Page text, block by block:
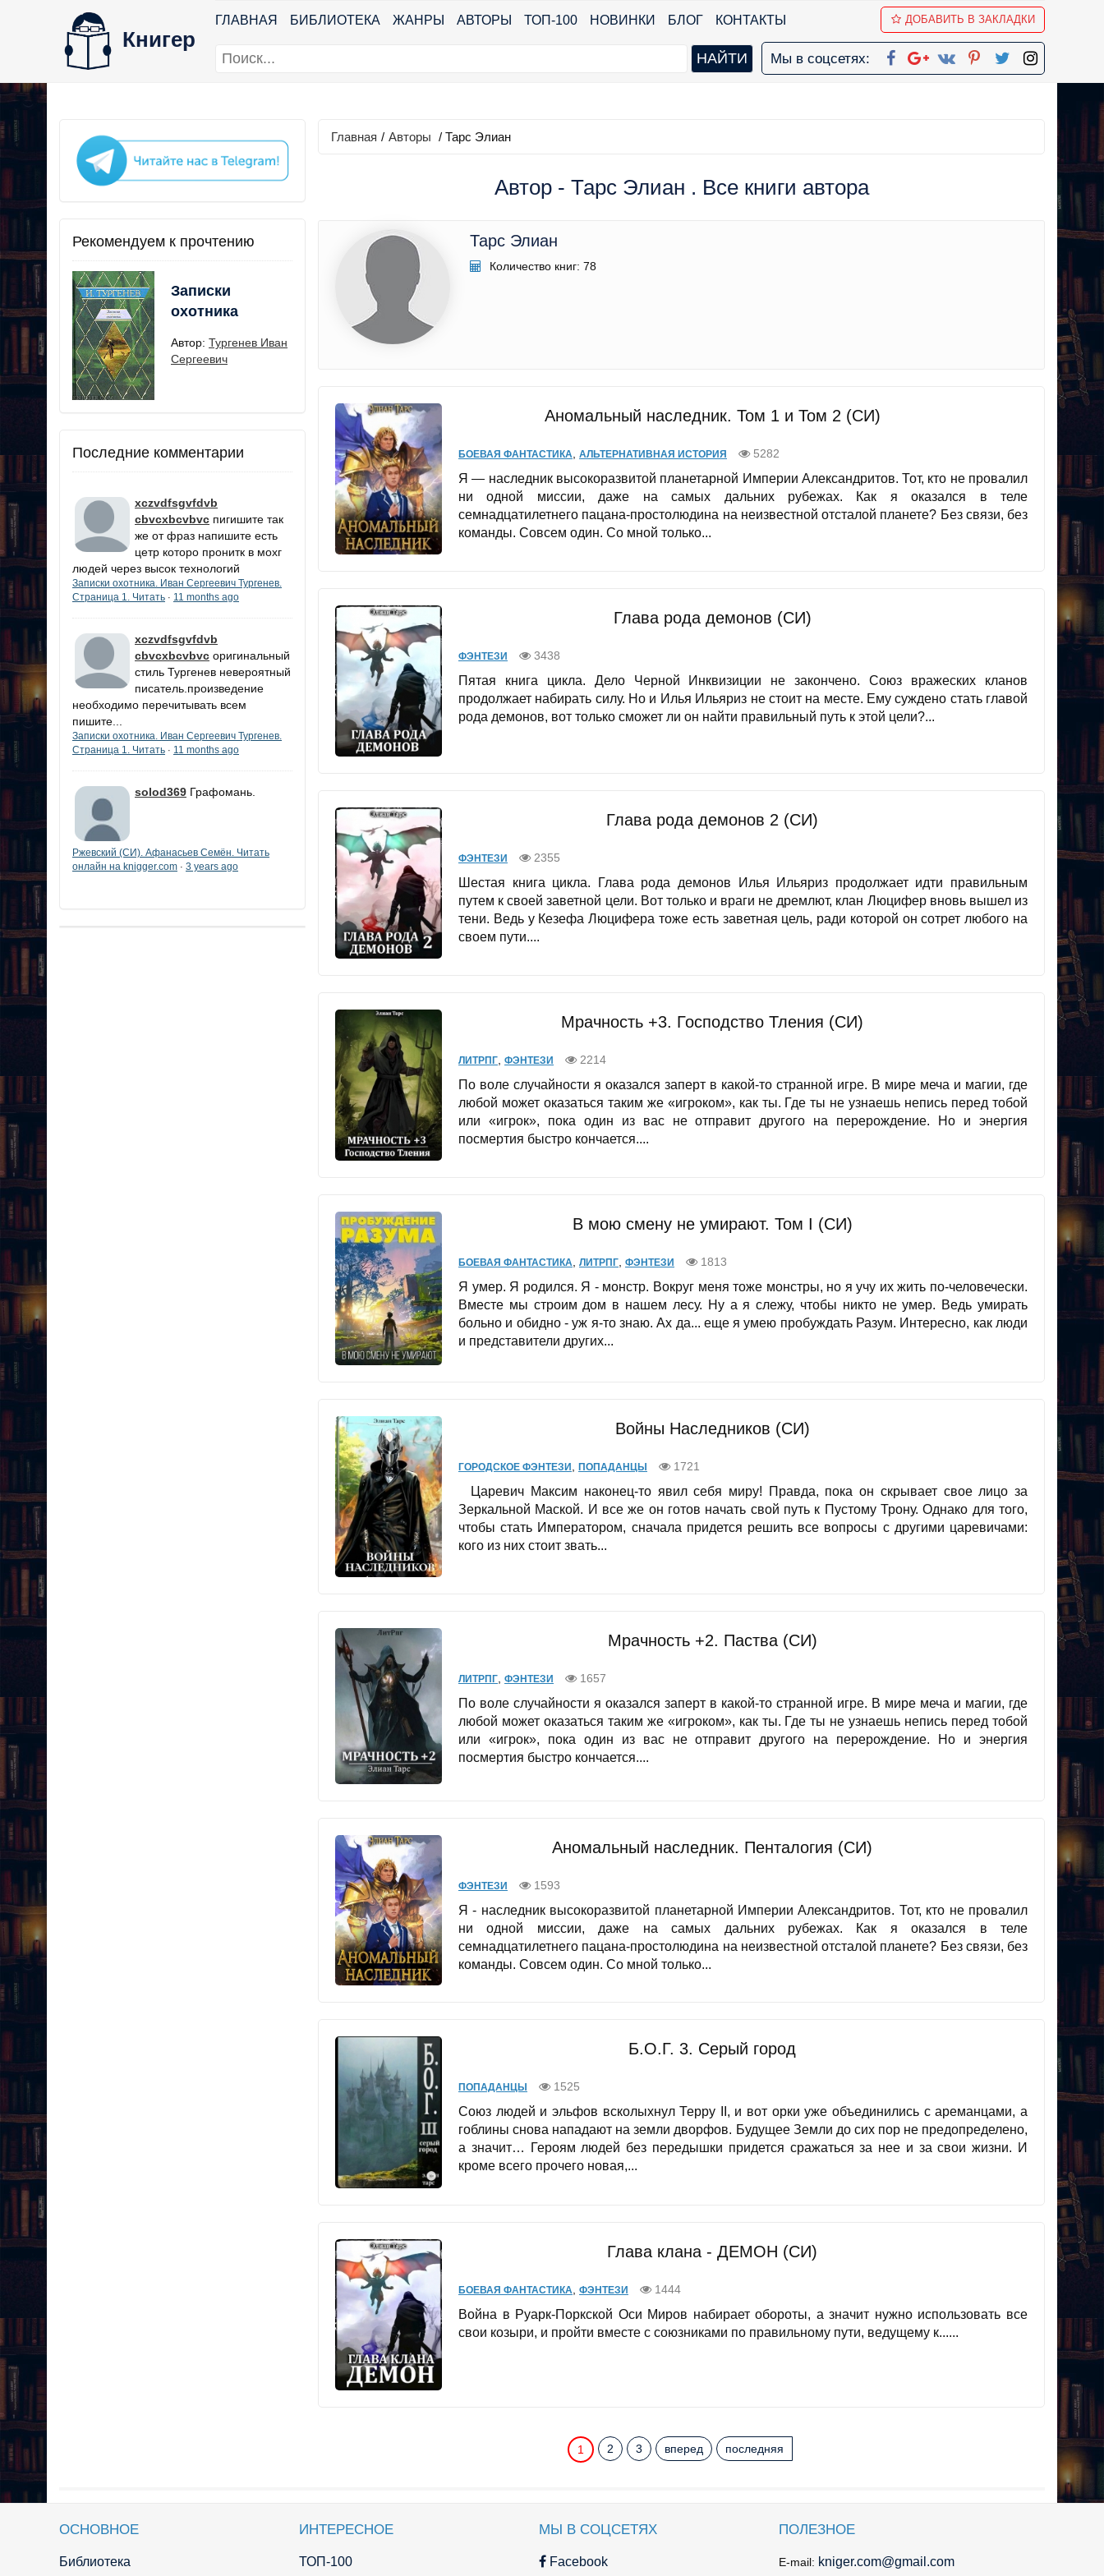
Книгер
ГЛАВНАЯ БИБЛИОТЕКА ЖАНРЫ АВТОРЫ ТОП-100 НОВИНКИ БЛОГ КОНТАКТЫ ДОБАВИТЬ В ЗАКЛАДКИ
Мы в соцсетях:
Рекомендуем к прочтению
Записки
охотника
Автор: Тургенев Иван
Сергеевич
Последние комментарии
xczvdfsgvfdvb
cbvcxbcvbvc пигишите так
же от фраз напишите есть
цетр которо пронитк в мохг
людей через высок технологий
Записки охотника. Иван Сергеевич Тургенев.
Страница 1. Читать · 11 months ago
xczvdfsgvfdvb
cbvcxbcvbvc оригинальный
стиль Тургенев невероятный
писатель.произведение
необходимо перечитывать всем
пишите...
Записки охотника. Иван Сергеевич Тургенев.
Страница 1. Читать · 11 months ago
solod369 Графомань.
Ржевский (СИ). Афанасьев Семён. Читать
онлайн на knigger.com · 3 years ago
Главная / Авторы / Тарс Элиан
Автор - Тарс Элиан . Все книги автора
Тарс Элиан
Количество книг: 78
Аномальный наследник. Том 1 и Том 2 (СИ)
БОЕВАЯ ФАНТАСТИКА АЛЬТЕРНАТИВНАЯ ИСТОРИЯ 5282
Я — наследник высокоразвитой планетарной Империи Александритов. Тот, кто не провалил
ни одной миссии, даже на самых дальних рубежах. Как я оказался в теле
семнадцатилетнего пацана-простолюдина на неизвестной отсталой планете? Без связи, без
команды. Совсем один. Со мной только...
Глава рода демонов (СИ)
ФЭНТЕЗИ 3438
Пятая книга цикла. Дело Черной Инквизиции не закончено. Союз вражеских кланов
продолжает набирать силу. Но и Илья Ильяриз не стоит на месте. Ему суждено стать главой
рода демонов, вот только сможет ли он найти правильный путь к этой цели?...
Глава рода демонов 2 (СИ)
ФЭНТЕЗИ 2355
Шестая книга цикла. Глава рода демонов Илья Ильяриз продолжает идти правильным
путем к своей заветной цели. Вот только и враги не дремлют, клан Люцифер вновь вышел из
тени. Ведь у Кезефа Люцифера тоже есть заветная цель, ради которой он сотрет любого на
своем пути....
Мрачность +3. Господство Тления (СИ)
ЛИТРПГ ФЭНТЕЗИ 2214
По воле случайности я оказался заперт в какой-то странной игре. В мире меча и магии, где
любой может оказаться таким же «игроком», как ты. Где ты не узнаешь непись перед тобой
или «игрок», пока один из вас не отправит другого на перерождение. Но и энергия
посмертия быстро кончается....
В мою смену не умирают. Том I (СИ)
БОЕВАЯ ФАНТАСТИКА ЛИТРПГ ФЭНТЕЗИ 1813
Я умер. Я родился. Я - монстр. Вокруг меня тоже монстры, но я учу их жить по-человечески.
Вместе мы строим дом в нашем лесу. Ну а я слежу, чтобы никто не умер. Ведь умирать
больно и обидно - уж я-то знаю. Ах да... еще я умею пробуждать Разум. Интересно, как люди
и представители других...
Войны Наследников (СИ)
ГОРОДСКОЕ ФЭНТЕЗИ , ПОПАДАНЦЫ 1721
Царевич Максим наконец-то явил себя миру! Правда, пока он скрывает свое лицо за
Зеркальной Маской. И все же он готов начать свой путь к Пустому Трону. Однако для того,
чтобы стать Императором, сначала придется решить все вопросы с другими царевичами:
кого из них стоит звать...
Мрачность +2. Паства (СИ)
ЛИТРПГ ФЭНТЕЗИ 1657
По воле случайности я оказался заперт в какой-то странной игре. В мире меча и магии, где
любой может оказаться таким же «игроком», как ты. Где ты не узнаешь непись перед тобой
или «игрок», пока один из вас не отправит другого на перерождение. Но и энергия
посмертия быстро кончается....
Аномальный наследник. Пенталогия (СИ)
ФЭНТЕЗИ 1593
Я - наследник высокоразвитой планетарной Империи Александритов. Тот, кто не провалил
ни одной миссии, даже на самых дальних рубежах. Как я оказался в теле
семнадцатилетнего пацана-простолюдина на неизвестной отсталой планете? Без связи, без
команды. Совсем один. Со мной только...
Б.О.Г. 3. Серый город
ПОПАДАНЦЫ 1525
Союз людей и эльфов всколыхнул Терру II, и вот орки уже объединились с ареманцами, а
гоблины снова нападают на земли дворфов. Будущее Земли до сих пор не предопределено,
а значит… Героям людей без передышки придется сражаться за нее и за свои жизни. И
кроме всего прочего новая,...
Глава клана - ДЕМОН (СИ)
БОЕВАЯ ФАНТАСТИКА ФЭНТЕЗИ 1444
Война в Руарк-Поркской Оси Миров набирает обороты, а значит нужно использовать все
свои козыри, и пройти вместе с союзниками по правильному пути, ведущему к......
1 2 3 вперед последняя
ОСНОВНОЕ
Библиотека
ИНТЕРЕСНОЕ
ТОП-100
МЫ В СОЦСЕТЯХ
Facebook
ПОЛЕЗНОЕ
E-mail: kniger.com@gmail.com